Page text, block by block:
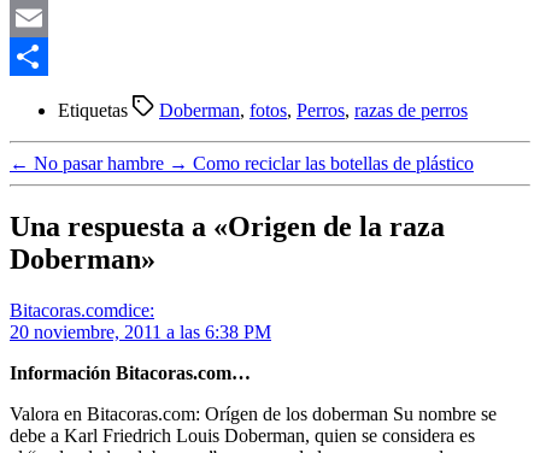
Telegram
Email
Etiquetas Doberman, fotos, Perros, razas de perros
← No pasar hambre → Como reciclar las botellas de plástico
Una respuesta a «Origen de la raza
Doberman»
Bitacoras.comdice:
20 noviembre, 2011 a las 6:38 PM
Información Bitacoras.com…
Valora en Bitacoras.com: Orígen de los doberman Su nombre se
debe a Karl Friedrich Louis Doberman, quien se considera es